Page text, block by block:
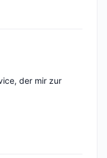
der mir zur